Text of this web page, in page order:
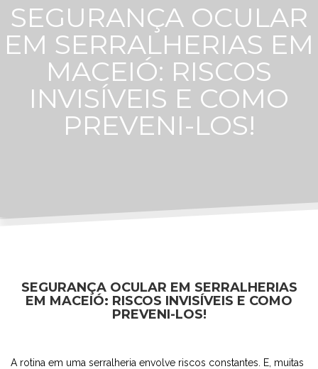
SEGURANÇA OCULAR
EM SERRALHERIAS EM
MACEIÓ: RISCOS
INVISÍVEIS E COMO
PREVENI-LOS!
SEGURANÇA OCULAR EM SERRALHERIAS
EM MACEIÓ: RISCOS INVISÍVEIS E COMO
PREVENI-LOS!
A rotina em uma serralheria envolve riscos constantes. E, muitas